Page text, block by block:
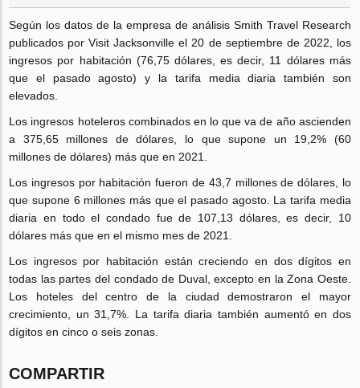
Según los datos de la empresa de análisis Smith Travel Research
publicados por Visit Jacksonville el 20 de septiembre de 2022, los
ingresos por habitación (76,75 dólares, es decir, 11 dólares más
que el pasado agosto) y la tarifa media diaria también son
elevados.
Los ingresos hoteleros combinados en lo que va de año ascienden
a 375,65 millones de dólares, lo que supone un 19,2% (60
millones de dólares) más que en 2021.
Los ingresos por habitación fueron de 43,7 millones de dólares, lo
que supone 6 millones más que el pasado agosto. La tarifa media
diaria en todo el condado fue de 107,13 dólares, es decir, 10
dólares más que en el mismo mes de 2021.
Los ingresos por habitación están creciendo en dos dígitos en
todas las partes del condado de Duval, excepto en la Zona Oeste.
Los hoteles del centro de la ciudad demostraron el mayor
crecimiento, un 31,7%. La tarifa diaria también aumentó en dos
dígitos en cinco o seis zonas.
COMPARTIR